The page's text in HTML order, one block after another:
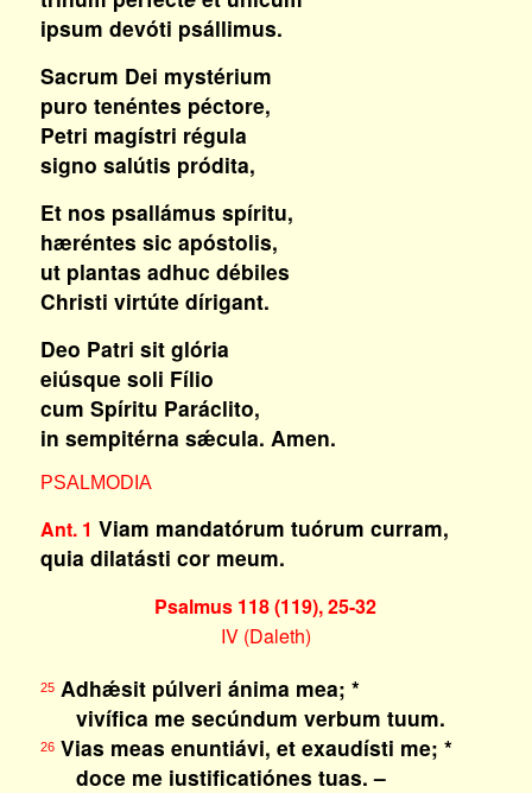
ipsum devóti psállimus.
Sacrum Dei mystérium
puro tenéntes péctore,
Petri magístri régula
signo salútis pródita,
Et nos psallámus spíritu,
hæréntes sic apóstolis,
ut plantas adhuc débiles
Christi virtúte dírigant.
Deo Patri sit glória
eiúsque soli Fílio
cum Spíritu Paráclito,
in sempitérna sǽcula. Amen.
PSALMODIA
Ant. 1 Viam mandatórum tuórum curram,
quia dilatásti cor meum.
Psalmus 118 (119), 25-32
IV (Daleth)
25Adhǽsit púlveri ánima mea; *
vivífica me secúndum verbum tuum.
26Vias meas enuntiávi, et exaudísti me; *
doce me iustificatiónes tuas. –